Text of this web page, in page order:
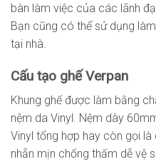
bàn làm việc của các lãnh
Bạn cũng có thể sử dụng
tại nhà.
Cấu tạo ghế Verpan
Khung ghế được làm bằng
nệm da Vinyl. Nệm dày
Vinyl tổng hợp hay còn gọi
nhẵn mịn chống thấm dễ vệ